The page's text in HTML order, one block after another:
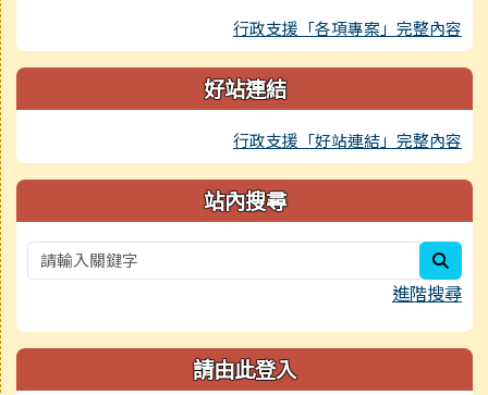
行政支援「各項專案」完整內容
好站連結
行政支援「好站連結」完整內容
站內搜尋
進階搜尋
請由此登入